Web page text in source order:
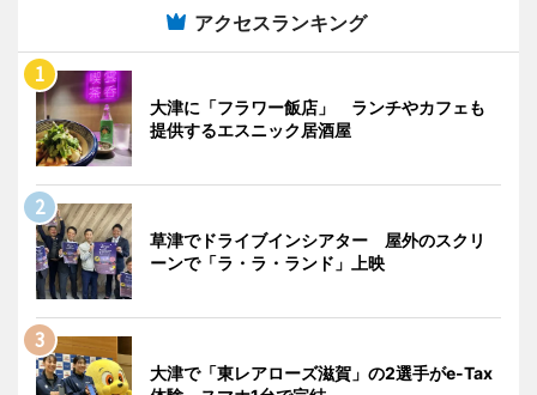
アクセスランキング
大津に「フラワー飯店」 ランチやカフェも
提供するエスニック居酒屋
草津でドライブインシアター 屋外のスクリ
ーンで「ラ・ラ・ランド」上映
大津で「東レアローズ滋賀」の2選手がe-Tax